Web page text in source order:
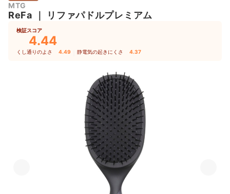
MTG
ReFa リファパドルプレミアム
検証スコア
4.44
くし通りのよさ 4.49 静電気の起きにくさ 4.37